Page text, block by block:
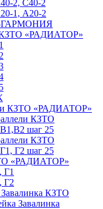
2, С40-2
1, А20-2
«РАДИАТОР»
КЗТО «РАДИАТОР»
КЗТО
шаг 25
КЗТО
Г2 шаг 25
«РАДИАТОР»
Г1
Г2
Завалинка КЗТО
Завалинка